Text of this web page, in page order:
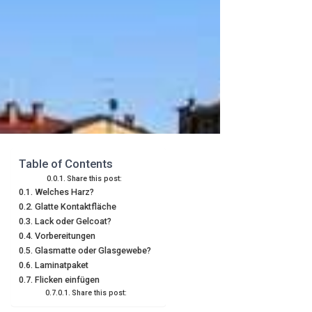
Table of Contents
Share this post:
Welches Harz?
Glatte Kontaktfläche
Lack oder Gelcoat?
Vorbereitungen
Glasmatte oder Glasgewebe?
Laminatpaket
Flicken einfügen
Share this post: